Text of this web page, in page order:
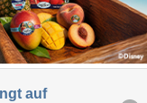
auf